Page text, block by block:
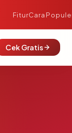
FiturCara
Cek Gratis